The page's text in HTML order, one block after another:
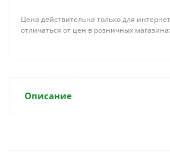
Цена действительна только для
отличаться от цен в розничных
Описание